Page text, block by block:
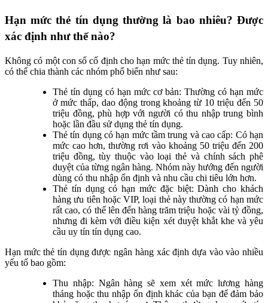
Hạn mức thẻ tín dụng thường là bao nhiêu? Được
xác định như thế nào?
Không có một con số cố định cho hạn mức thẻ tín dụng. Tuy nhiên,
có thể chia thành các nhóm phổ biến như sau:
Thẻ tín dụng có hạn mức cơ bản: Thường có hạn mức
ở mức thấp, dao động trong khoảng từ 10 triệu đến 50
triệu đồng, phù hợp với người có thu nhập trung bình
hoặc lần đầu sử dụng thẻ tín dụng.
Thẻ tín dụng có hạn mức tầm trung và cao cấp: Có hạn
mức cao hơn, thường rơi vào khoảng 50 triệu đến 200
triệu đồng, tùy thuộc vào loại thẻ và chính sách phê
duyệt của từng ngân hàng. Nhóm này hướng đến người
dùng có thu nhập ổn định và nhu cầu chi tiêu lớn hơn.
Thẻ tín dụng có hạn mức đặc biệt: Dành cho khách
hàng ưu tiên hoặc VIP, loại thẻ này thường có hạn mức
rất cao, có thể lên đến hàng trăm triệu hoặc vài tỷ đồng,
nhưng đi kèm với điều kiện xét duyệt khắt khe và yêu
cầu uy tín tín dụng cao.
Hạn mức thẻ tín dụng được ngân hàng xác định dựa vào vào nhiều
yếu tố bao gồm:
Thu nhập: Ngân hàng sẽ xem xét mức lương hàng
tháng hoặc thu nhập ổn định khác của bạn để đảm bảo